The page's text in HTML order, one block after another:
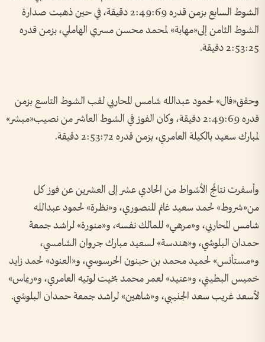
الشوط السابع بزمن قدره 2:49:69 دقيقة، في حين ذهبت صدارة
الشوط الثامن إلى«مهابة» لمحمد محسن مسري الهاملي، بزمن قدره
2:53:25 دقيقة.
وحقق«فال» لحمود عبدالله شامس المحاربي لقب الشوط التاسع بزمن
قدره 2:49:69 دقيقة، وكان الفوز في الشوط العاشر من نصيب«مبشر»
لمبارك سعيد بالكيلة العامري، بزمن قدره 2:53:72 دقيقة.
وأسفرت نتائج الأشواط من الحادي عشر إلى العشرين عن فوز كل
من«شروط» لحمد سعيد غانم المنصوري، و«نظرة» لحمود عبدالله
شامس المحاربي، و«مرهي» للمالك نفسه، و«منورة» لراشد جمعة
حمدان البلوشي، و«هندسة» لسعيد مبارك جروان الشامسي،
و«مستأنس» لحميد محمد بن حبنون الحرسوسي، و«العنود» لحمد زايد
خميس البطيني، و«عنيد» لعمر محمد بخيت لوتيه العامري، و«ريماس»
لأسعد غريب سعد الجنيبي، و«شاهين» لراشد جمعة حمدان البلوشي.